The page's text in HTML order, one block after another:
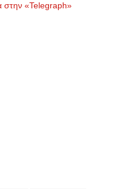
στην «Telegraph»